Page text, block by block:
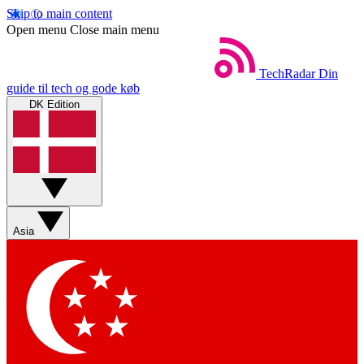
Skip to main content
Open menu Close main menu
TechRadar Din
guide til tech og gode køb
DK Edition
Asia